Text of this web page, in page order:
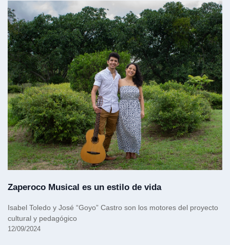
Zaperoco Musical es un estilo de vida
Isabel Toledo y José “Goyo” Castro son los motores del proyecto
cultural y pedagógico
12/09/2024